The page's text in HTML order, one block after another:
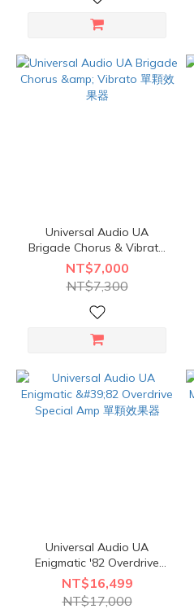
Universal Audio UA
Brigade Chorus & Vibrato
單顆效果器
NT$7,000
NT$7,300
Universal Audio UA
Enigmatic '82 Overdrive
Special Amp 單顆效果器
NT$16,499
NT$17,000